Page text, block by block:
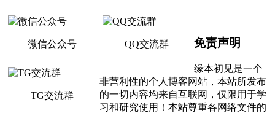
微信公众号 QQ交流群
TG交流群
免责声明
缘本初见是一个
非营利性的个人博客网站，本站所发布
的一切内容均来自互联网，仅限用于学
习和研究使用！本站尊重各网络文件的